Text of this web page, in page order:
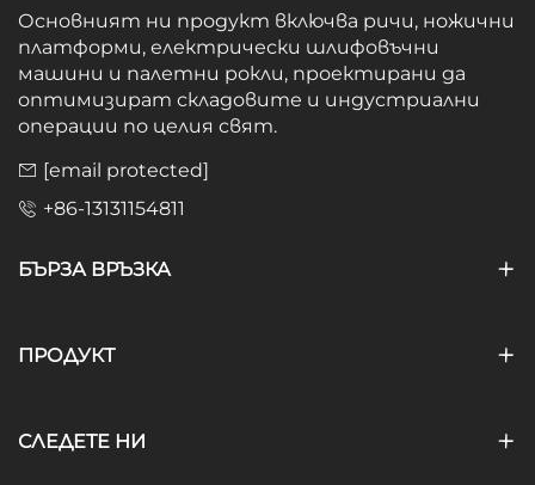
Основният ни продукт включва ричи, ножични
платформи, електрически шлифовъчни
машини и палетни рокли, проектирани да
оптимизират складовите и индустриални
операции по целия свят.
[email protected]
+86-13131154811
БЪРЗА ВРЪЗКА
ПРОДУКТ
СЛЕДЕТЕ НИ